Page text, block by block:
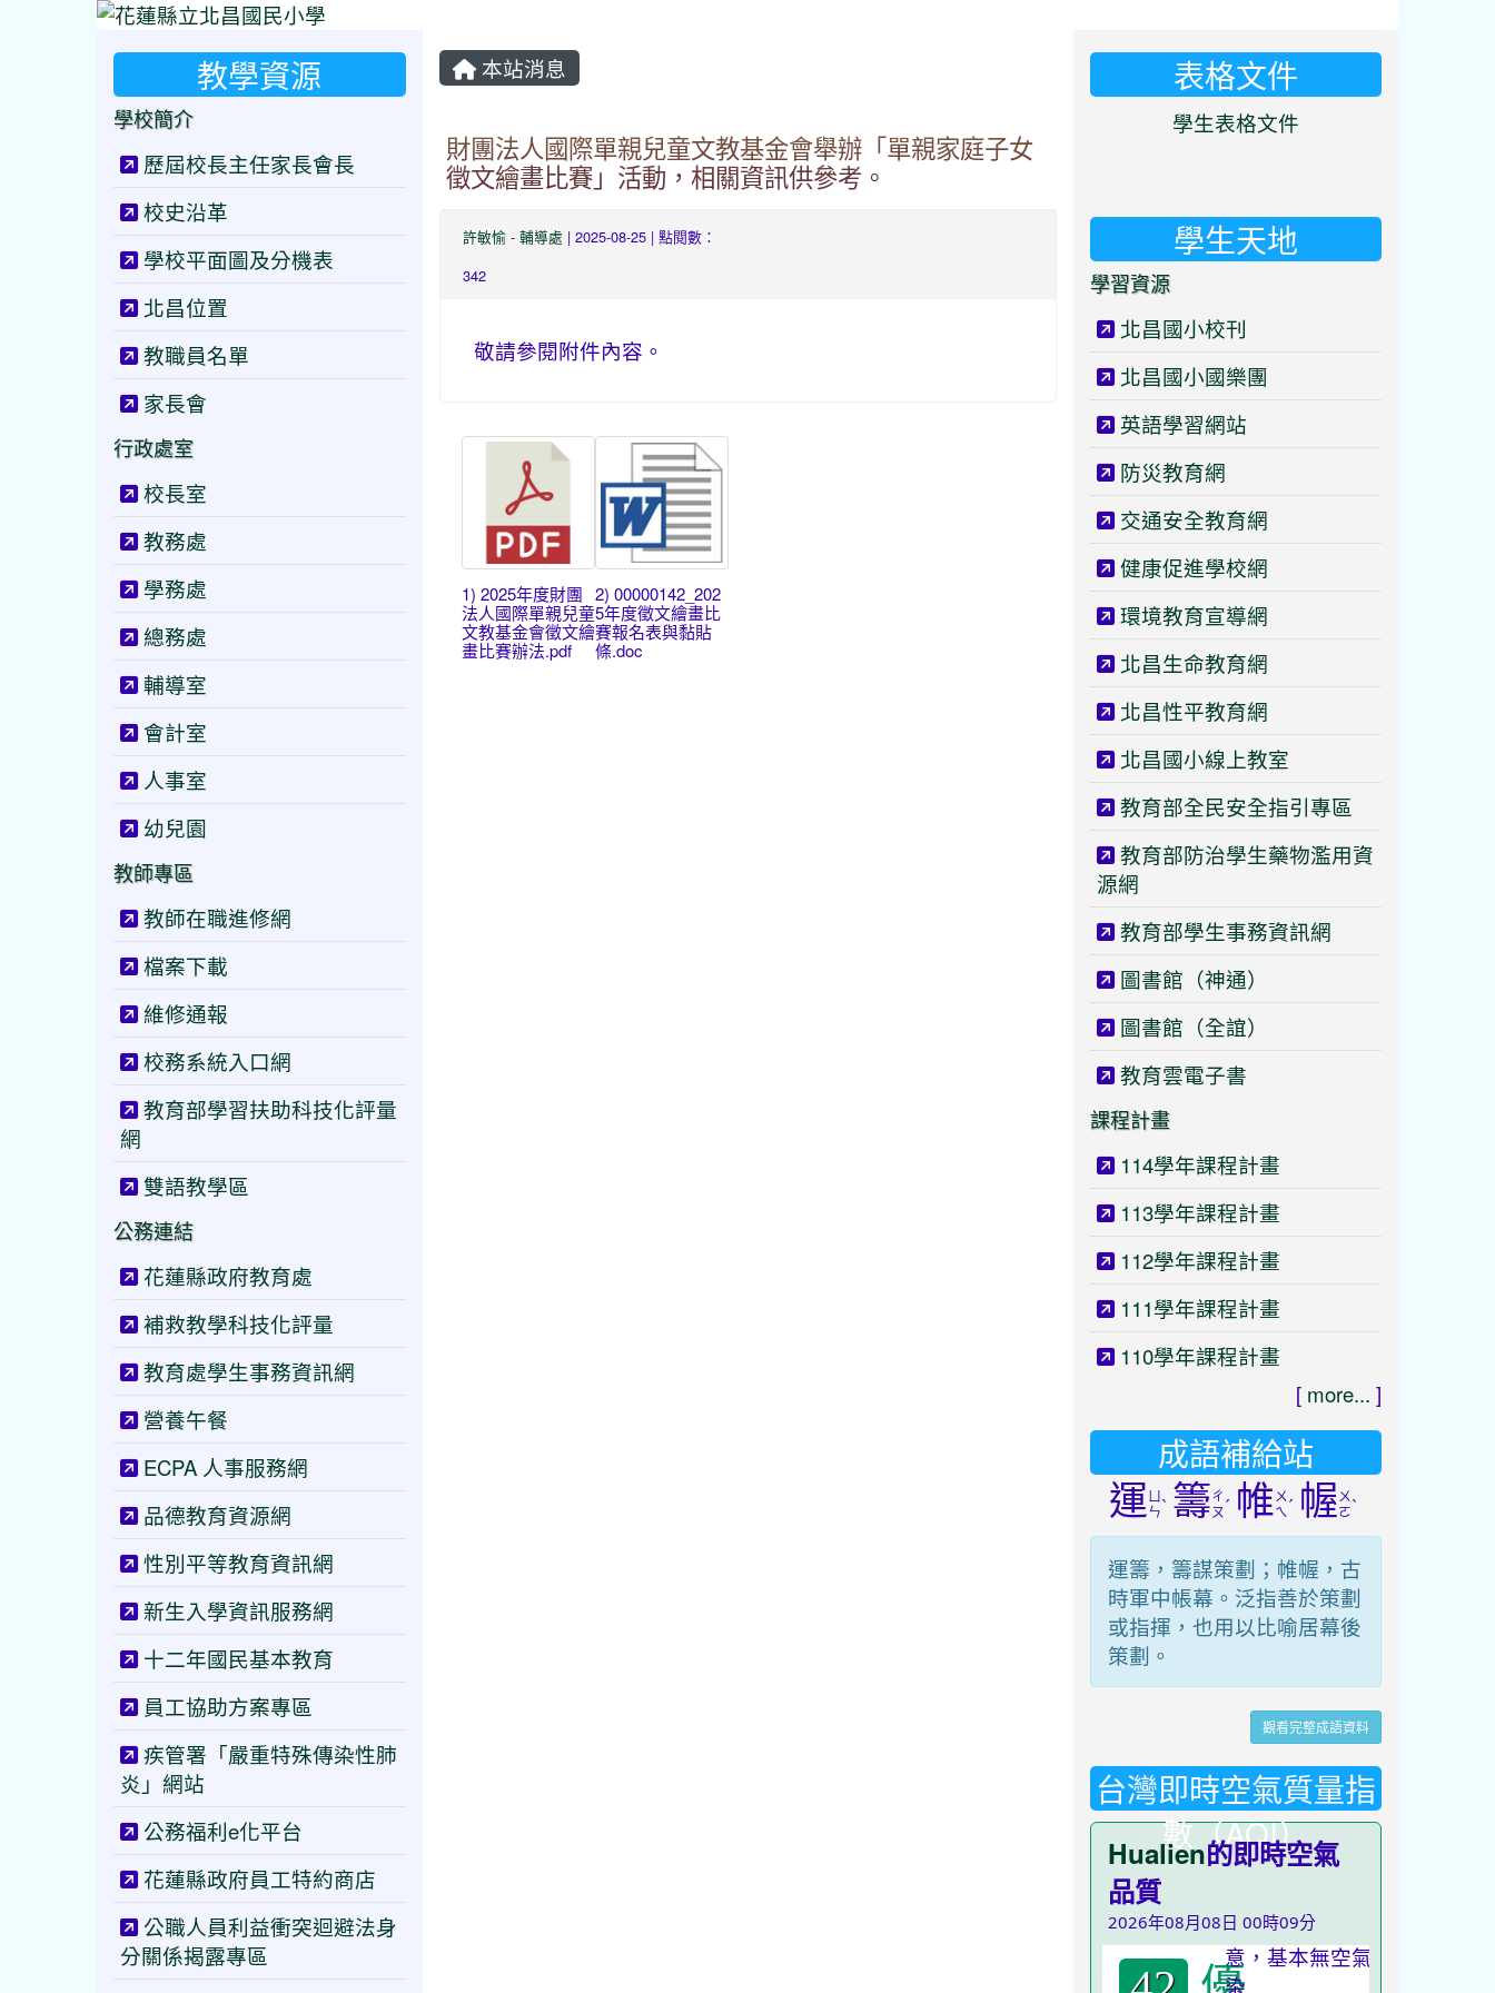
本站消息
財團法人國際單親兒童文教基金會舉辦「單親家庭子女
徵文繪畫比賽」活動，相關資訊供參考。
許敏愉- 輔導處 | 2025-08-25 | 點閱數：
342
敬請參閱附件內容。
1) 2025年度財團
法人國際單親兒童
文教基金會徵文繪
畫比賽辦法.pdf
2) 00000142_202
5年度徵文繪畫比
賽報名表與黏貼
條.doc
教學資源
學校簡介
歷屆校長主任家長會長
校史沿革
學校平面圖及分機表
北昌位置
教職員名單
家長會
行政處室
校長室
教務處
學務處
總務處
輔導室
會計室
人事室
幼兒園
教師專區
教師在職進修網
檔案下載
維修通報
校務系統入口網
教育部學習扶助科技化評量
網
雙語教學區
公務連結
花蓮縣政府教育處
補救教學科技化評量
教育處學生事務資訊網
營養午餐
ECPA 人事服務網
品德教育資源網
性別平等教育資訊網
新生入學資訊服務網
十二年國民基本教育
員工協助方案專區
疾管署「嚴重特殊傳染性肺
炎」網站
公務福利e化平台
花蓮縣政府員工特約商店
公職人員利益衝突迴避法身
分關係揭露專區
表格文件
學生表格文件
學生天地
學習資源
北昌國小校刊
北昌國小國樂團
英語學習網站
防災教育網
交通安全教育網
健康促進學校網
環境教育宣導網
北昌生命教育網
北昌性平教育網
北昌國小線上教室
教育部全民安全指引專區
教育部防治學生藥物濫用資
源網
教育部學生事務資訊網
圖書館（神通）
圖書館（全誼）
教育雲電子書
課程計畫
114學年課程計畫
113學年課程計畫
112學年課程計畫
111學年課程計畫
110學年課程計畫
[ more... ]
成語補給站
運ㄩ
ㄣˋ 籌ㄔ
ㄡˊ 帷ㄨ
ㄟˊ 幄ㄨ
ㄛˋ
運籌，籌謀策劃；帷幄，古
時軍中帳幕。泛指善於策劃
或指揮，也用以比喻居幕後
策劃。
觀看完整成語資料
台灣即時空氣質量指
數（AQI）
Hualien的即時空氣
品質
2026年08月08日 00時09分